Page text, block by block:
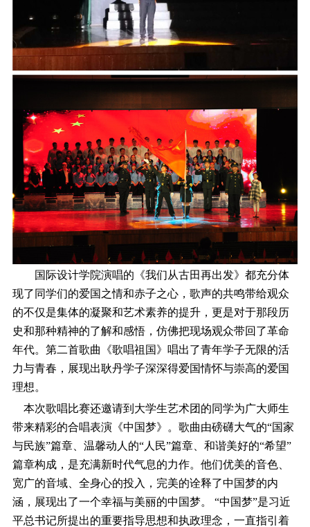
国际设计学院演唱的《我们从古田再出发》都充分体
现了同学们的爱国之情和赤子之心，歌声的共鸣带给观众
的不仅是集体的凝聚和艺术素养的提升，更是对于那段历
史和那种精神的了解和感悟，仿佛把现场观众带回了革命
年代。第二首歌曲《歌唱祖国》唱出了青年学子无限的活
力与青春，展现出耿丹学子深深得爱国情怀与崇高的爱国
理想。
本次歌唱比赛还邀请到大学生艺术团的同学为广大师生
带来精彩的合唱表演《中国梦》。歌曲由磅礴大气的“国家
与民族”篇章、温馨动人的“人民”篇章、和谐美好的“希望”
篇章构成，是充满新时代气息的力作。他们优美的音色、
宽广的音域、全身心的投入，完美的诠释了中国梦的内
涵，展现出了一个幸福与美丽的中国梦。 “中国梦”是习近
平总书记所提出的重要指导思想和执政理念，一直指引着